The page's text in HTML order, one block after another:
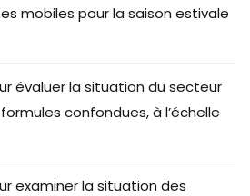
mobiles pour la saison estivale
évaluer la situation du secteur
confondues, à l’échelle
examiner la situation des